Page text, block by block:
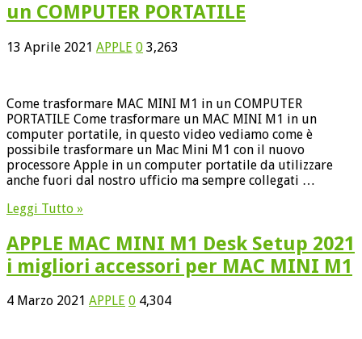
un COMPUTER PORTATILE
13 Aprile 2021 APPLE 0 3,263
Come trasformare MAC MINI M1 in un COMPUTER
PORTATILE Come trasformare un MAC MINI M1 in un
computer portatile, in questo video vediamo come è
possibile trasformare un Mac Mini M1 con il nuovo
processore Apple in un computer portatile da utilizzare
anche fuori dal nostro ufficio ma sempre collegati …
Leggi Tutto »
APPLE MAC MINI M1 Desk Setup 2021
i migliori accessori per MAC MINI M1
4 Marzo 2021 APPLE 0 4,304